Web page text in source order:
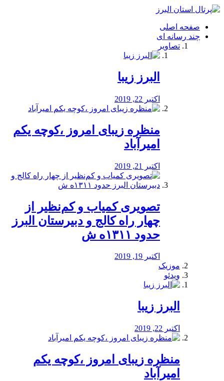
فصد
شرق
تهران
خشکشویی
صفحه اصلی
چند رسانه ای
تصاویر
البرز زیبا
اکتبر 22, 2019
منظره‌‌ زیبای امروز ،کوچه یکم
امیرآباد
اکتبر 21, 2019
️تصویری کمیاب و کم‌نظیر از
چهار راه كالج و دبيرستان البرز
حدود ۱۳۱۱ه ش
اکتبر 19, 2019
موزیک
ویدئو
البرز زیبا
اکتبر 22, 2019
منظره‌‌ زیبای امروز ،کوچه یکم
امیرآباد